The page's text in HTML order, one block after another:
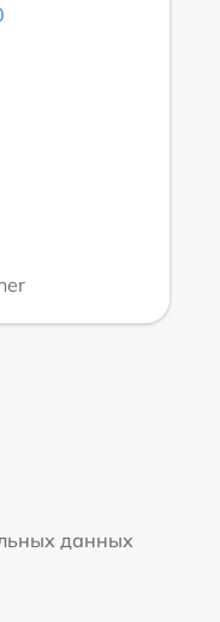
данных